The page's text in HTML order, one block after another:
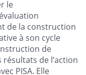
le
de la construction
à son cycle
de
résultats de l’action
PISA. Elle